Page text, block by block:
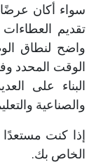
سواء أكان عرضًا
تقديم العطاءات
واضح لنطاق
الوقت المحدد
البناء على
والصناعية
إذا كنت مستعدًا
الخاص بك.